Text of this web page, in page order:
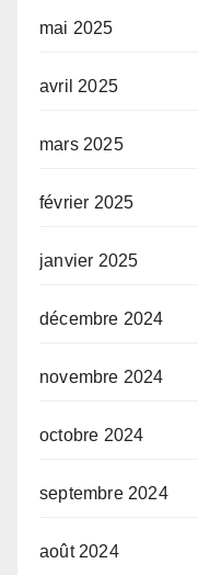
mai 2025
avril 2025
mars 2025
février 2025
janvier 2025
décembre 2024
novembre 2024
octobre 2024
septembre 2024
août 2024